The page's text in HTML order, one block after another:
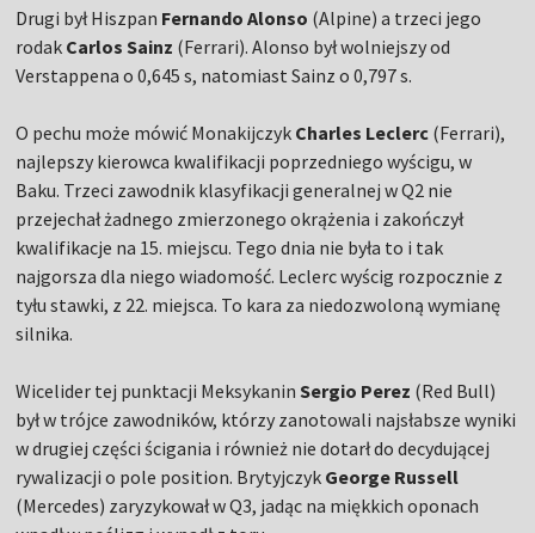
Drugi był Hiszpan Fernando Alonso (Alpine) a trzeci jego
rodak Carlos Sainz (Ferrari). Alonso był wolniejszy od
Verstappena o 0,645 s, natomiast Sainz o 0,797 s.
O pechu może mówić Monakijczyk Charles Leclerc (Ferrari),
najlepszy kierowca kwalifikacji poprzedniego wyścigu, w
Baku. Trzeci zawodnik klasyfikacji generalnej w Q2 nie
przejechał żadnego zmierzonego okrążenia i zakończył
kwalifikacje na 15. miejscu. Tego dnia nie była to i tak
najgorsza dla niego wiadomość. Leclerc wyścig rozpocznie z
tyłu stawki, z 22. miejsca. To kara za niedozwoloną wymianę
silnika.
Wicelider tej punktacji MeksykaninSergio Perez (Red Bull)
był w trójce zawodników, którzy zanotowali najsłabsze wyniki
w drugiej części ścigania i również nie dotarł do decydującej
rywalizacji o pole position. Brytyjczyk George Russell
(Mercedes) zaryzykował w Q3, jadąc na miękkich oponach